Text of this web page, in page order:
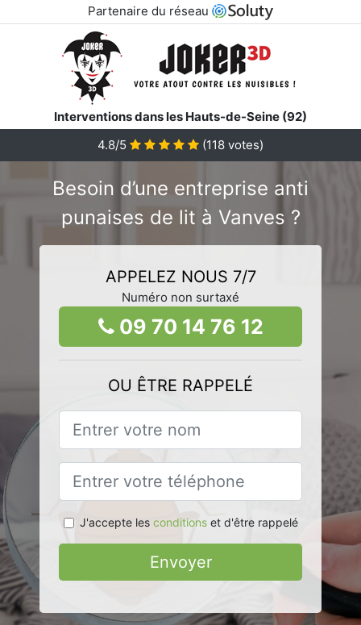
Partenaire du réseau
Interventions dans les Hauts-de-Seine (92)
4.8/5
(118 votes)
Besoin d’une entreprise anti
punaises de lit à Vanves ?
APPELEZ NOUS 7/7
Numéro non surtaxé
09 70 14 76 12
OU ÊTRE RAPPELÉ
J'accepte les conditionset d'être rappelé
Envoyer